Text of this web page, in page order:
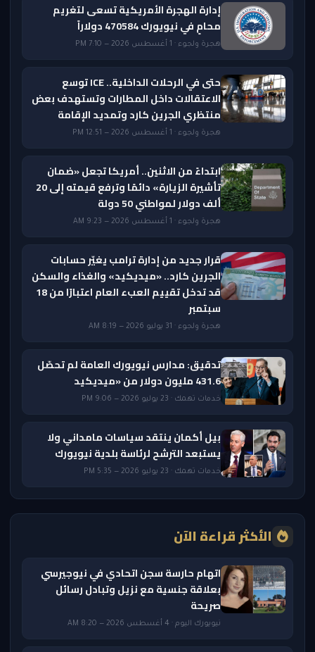
إدارة الهجرة الأمريكية تسعى لتغريم
محامٍ في نيويورك 470584 دولاراً
هجرة ولجوء · 1 أغسطس 2026 — 7:10 PM
حتى في الرحلات الداخلية.. ICE توسع
الاعتقالات داخل المطارات وتستهدف بعض
منتظري الجرين كارد وتمديد الإقامة
هجرة ولجوء · 1 أغسطس 2026 — 12:51 PM
ابتداءً من الاثنين.. أمريكا تجعل «ضمان
تأشيرة الزيارة» دائمًا وترفع قيمته إلى 20
ألف دولار لمواطني 50 دولة
هجرة ولجوء · 1 أغسطس 2026 — 9:23 AM
قرار جديد من إدارة ترامب يغيّر حسابات
الجرين كارد.. «ميديكيد» والغذاء والسكن
قد تدخل تقييم العبء العام اعتبارًا من 18
سبتمبر
هجرة ولجوء · 31 يوليو 2026 — 8:19 AM
تدقيق: مدارس نيويورك العامة لم تحصّل
431.6 مليون دولار من «ميديكيد
خدمات تهمك · 23 يوليو 2026 — 9:06 PM
بيل أكمان ينتقد سياسات مامداني ولا
يستبعد الترشح لرئاسة بلدية نيويورك
خدمات تهمك · 23 يوليو 2026 — 5:35 PM
الأكثر قراءة الآن
اتهام حارسة سجن اتحادي في نيوجيرسي
بعلاقة جنسية مع نزيل وتبادل رسائل
صريحة
نيويورك اليوم · 4 أغسطس 2026 — 8:20 AM